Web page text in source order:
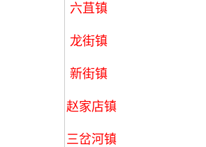
六苴镇
龙街镇
新街镇
赵家店镇
三岔河镇